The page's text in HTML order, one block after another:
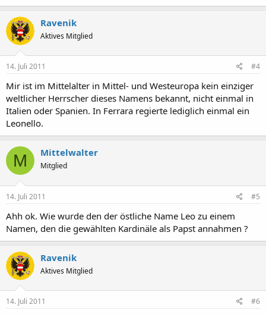
Ravenik
Aktives Mitglied
14. Juli 2011 #4
Mir ist im Mittelalter in Mittel- und Westeuropa kein einziger
weltlicher Herrscher dieses Namens bekannt, nicht einmal in
Italien oder Spanien. In Ferrara regierte lediglich einmal ein
Leonello.
M Mittelwalter
Mitglied
14. Juli 2011 #5
Ahh ok. Wie wurde den der östliche Name Leo zu einem
Namen, den die gewählten Kardinäle als Papst annahmen ?
Ravenik
Aktives Mitglied
14. Juli 2011 #6